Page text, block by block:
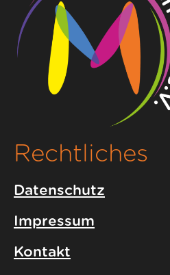
Rechtliches
Datenschutz
Impressum
Kontakt